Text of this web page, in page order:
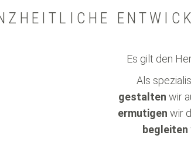
Es gilt den
Als
gestalten wir
ermutigen wir
begleiten